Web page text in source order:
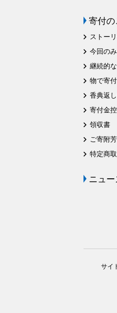
寄付の
ストー
今回の
継続的
物で寄
香典返
寄付金
領収書
ご寄附
特定商
ニュー
サイ